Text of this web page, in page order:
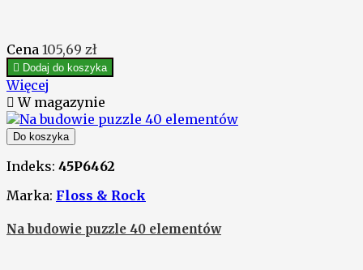
Cena 105,69 zł
 Dodaj do koszyka
Więcej
 W magazynie
Do koszyka
Indeks: 45P6462
Marka: Floss & Rock
Na budowie puzzle 40 elementów